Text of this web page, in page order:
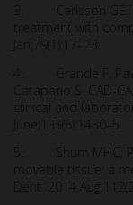
3. Carlsson GE.
treatment with
Jan;79(1):17–23.
4. Grande F,
Catapano S. CAD-
clinical and
June;133(6):1430–5.
5. Shum MHC,
movable tissue: a
Dent. 2014